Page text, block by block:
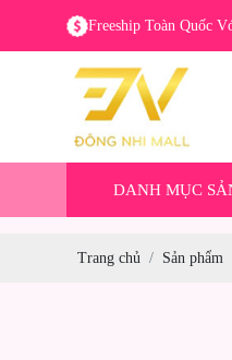
Freeship Toàn Quốc
DANH MỤC
Trang chủ Sản phẩm